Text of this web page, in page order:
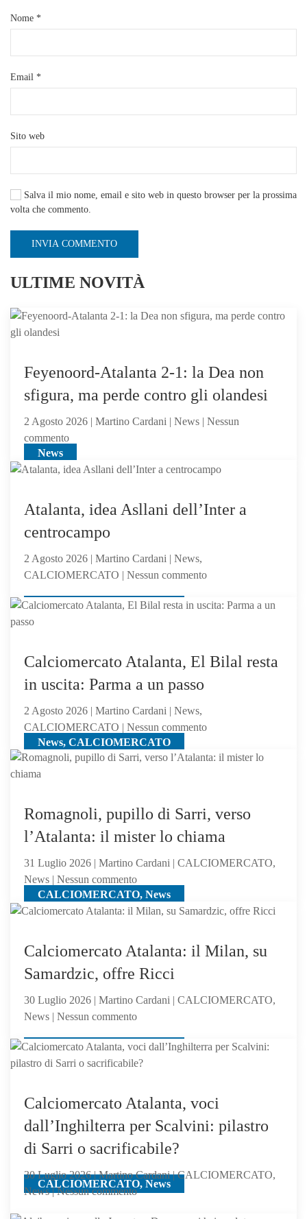
Nome *
Email *
Sito web
Salva il mio nome, email e sito web in questo browser per la prossima
volta che commento.
INVIA COMMENTO
ULTIME NOVITÀ
News
Feyenoord-Atalanta 2-1: la Dea non
sfigura, ma perde contro gli olandesi
2 Agosto 2026 | Martino Cardani | News | Nessun
commentosu
Atalanta
1:
Dea
non
sfigura,
perde
News, CALCIOMERCATO
Atalanta, idea Asllani dell’Inter a
centrocampo
2 Agosto 2026 | Martino Cardani | News,
CALCIOMERCATO | Nessun commentosu
idea
a
News, CALCIOMERCATO
Calciomercato Atalanta, El Bilal resta
in uscita: Parma a un passo
2 Agosto 2026 | Martino Cardani | News,
CALCIOMERCATO | Nessun commentosu
Atalanta,
in
uscita:
Parma
passo
CALCIOMERCATO, News
Romagnoli, pupillo di Sarri, verso
l’Atalanta: il mister lo chiama
31 Luglio 2026 | Martino Cardani | CALCIOMERCATO,
News | Nessun commentosu
Romagnoli,
pupillo
Sarri,
l’Atalanta:
il
chiama
CALCIOMERCATO, News
Calciomercato Atalanta: il Milan, su
Samardzic, offre Ricci
30 Luglio 2026 | Martino Cardani | CALCIOMERCATO,
News | Nessun commentosu
Atalanta:
il
su
Samardzic,
offre
Ricci
CALCIOMERCATO, News
Calciomercato Atalanta, voci
dall’Inghilterra per Scalvini: pilastro
di Sarri o sacrificabile?
30 Luglio 2026 | Martino Cardani | CALCIOMERCATO,
News | Nessun commentosu